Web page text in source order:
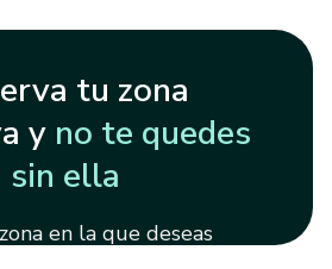
tu zona
y no te quedes
sin ella
en la que deseas